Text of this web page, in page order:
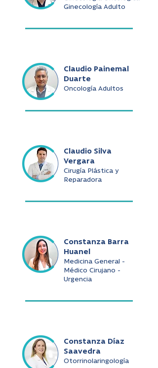
Ginecología Adulto
Claudio Painemal
Duarte
Oncología Adultos
Claudio Silva
Vergara
Cirugía Plástica y
Reparadora
Constanza Barra
Huanel
Medicina General -
Médico Cirujano -
Urgencia
Constanza Díaz
Saavedra
Otorrinolaringología